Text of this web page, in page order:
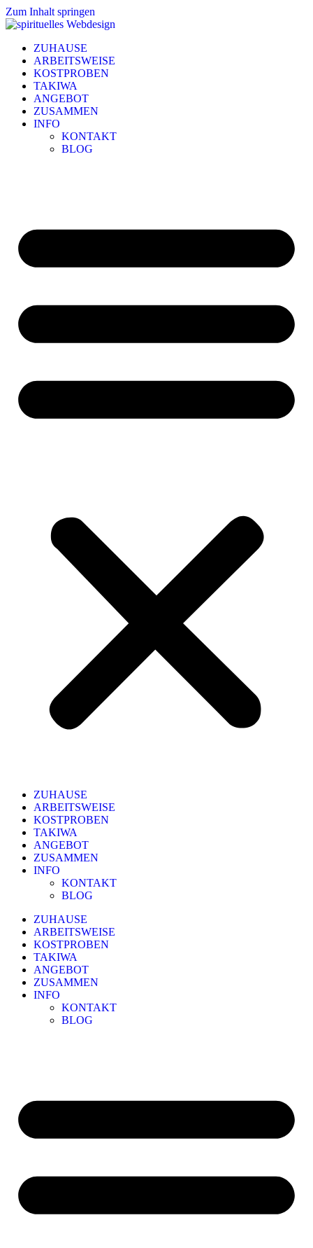
Zum Inhalt springen
ZUHAUSE
ARBEITSWEISE
KOSTPROBEN
TAKIWA
ANGEBOT
ZUSAMMEN
INFO
KONTAKT
BLOG
ZUHAUSE
ARBEITSWEISE
KOSTPROBEN
TAKIWA
ANGEBOT
ZUSAMMEN
INFO
KONTAKT
BLOG
ZUHAUSE
ARBEITSWEISE
KOSTPROBEN
TAKIWA
ANGEBOT
ZUSAMMEN
INFO
KONTAKT
BLOG